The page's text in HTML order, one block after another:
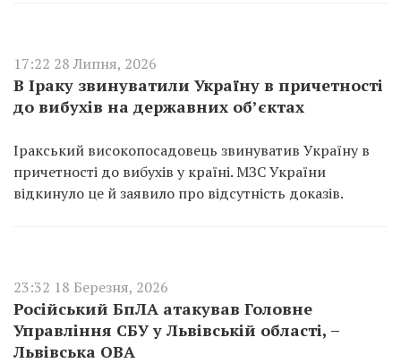
17:22 28 Липня, 2026
В Іраку звинуватили Україну в причетності
до вибухів на державних об’єктах
Іракський високопосадовець звинуватив Україну в
причетності до вибухів у країні. МЗС України
відкинуло це й заявило про відсутність доказів.
23:32 18 Березня, 2026
Російський БпЛА атакував Головне
Управління СБУ у Львівській області, –
Львівська ОВА